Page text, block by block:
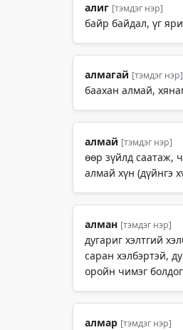
алиг [тэмдэг нэр]
байр байдал, үг
алмагай [тэмдэг нэр]
баахан алмай,
алмай [тэмдэг нэр]
өөр зүйлд саатаж,
алмай хүн (дүйнгэ
алман [тэмдэг нэр]
дугариг хэлтгий
саран хэлбэртэй,
оройн чимэг болдог
алмар [тэмдэг нэр]